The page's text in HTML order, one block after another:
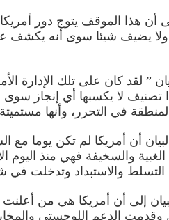
أن هذا الموقف يتوج دور
ولا يضيف شيئا سوى أنه يكشف عن
” لقد كان على تلك الإدارة
لا يكسبها أي إنجاز سوى
في التحرر، وأنها
أن أمريكا لم تكن يوما مع
الغبية والسخيفة فهي منذ
والاستبداد وتدخلت في
إلى أن أمريكا هي من
الدعم اللوجستي